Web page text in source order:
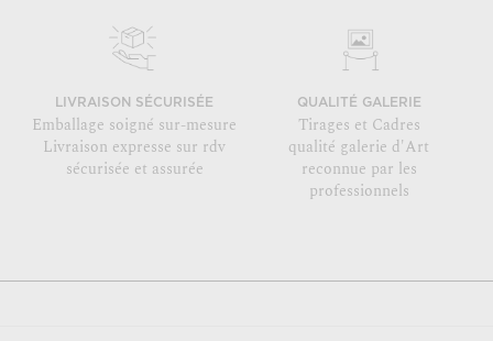
LIVRAISON SÉCURISÉE
Emballage soigné sur-mesure
Livraison expresse sur rdv
sécurisée et assurée
QUALITÉ GALERIE
Tirages et Cadres
qualité galerie d'Art
reconnue par les
professionnels